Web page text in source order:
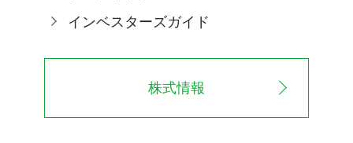
インベスターズガイド
株式情報